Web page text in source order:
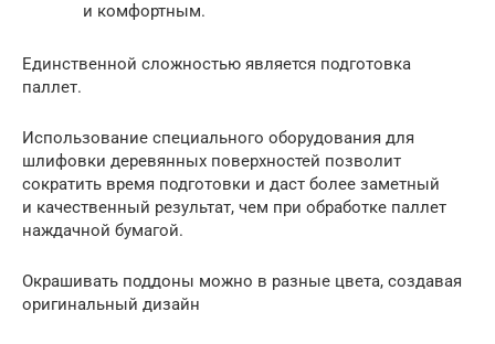
и комфортным.
Единственной сложностью является подготовка
паллет.
Использование специального оборудования для
шлифовки деревянных поверхностей позволит
сократить время подготовки и даст более заметный
и качественный результат, чем при обработке паллет
наждачной бумагой.
Окрашивать поддоны можно в разные цвета, создавая
оригинальный дизайн